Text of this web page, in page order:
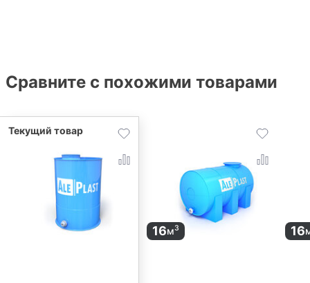
Сравните с похожими товарами
16м3 16